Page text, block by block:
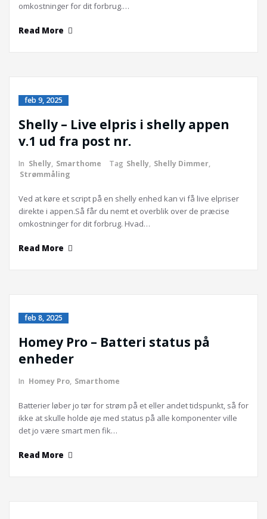
omkostninger for dit forbrug.…
Read More
feb 9, 2025
Shelly – Live elpris i shelly appen
v.1 ud fra post nr.
In Shelly, Smarthome Tag Shelly, Shelly Dimmer,
Strømmåling
Ved at køre et script på en shelly enhed kan vi få live elpriser
direkte i appen.Så får du nemt et overblik over de præcise
omkostninger for dit forbrug. Hvad…
Read More
feb 8, 2025
Homey Pro – Batteri status på
enheder
In Homey Pro, Smarthome
Batterier løber jo tør for strøm på et eller andet tidspunkt, så for
ikke at skulle holde øje med status på alle komponenter ville
det jo være smart men fik…
Read More